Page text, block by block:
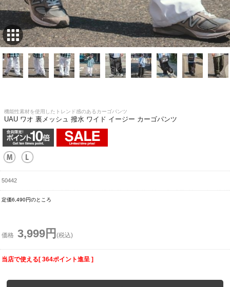
機能性素材を使用したトレンド感のあるカーゴパンツ
UAU ワオ 裏メッシュ 撥水 ワイド イージー カーゴパンツ
50442
定価6,490円のところ
価格 3,999円 (税込)
当店で使える[ 364ポイント進呈 ]